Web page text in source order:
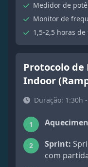
Medidor de
Monitor de
1,5-2,5 horas
Protocolo de
Indoor
Duração: 1:30h
1
2 Sprint:
com